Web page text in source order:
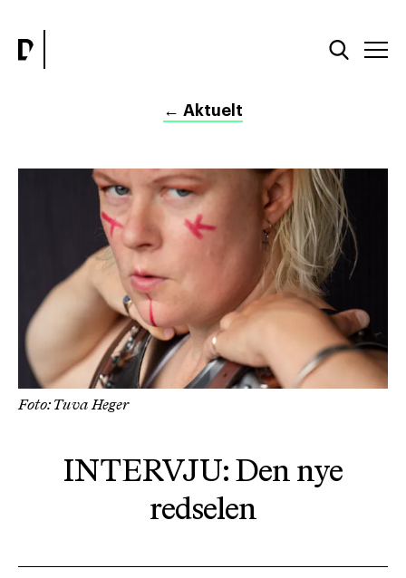
← Aktuelt
INTERVJU: Den nye
redselen
Foto: Tuva Heger